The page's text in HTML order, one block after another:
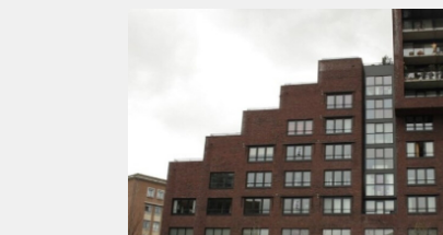
Huisdieren toegestaan: Afhankelijk van de
Geschikt voor studenten: Afhankelijk van de